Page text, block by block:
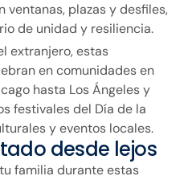
ventanas, plazas y desfiles,
de unidad y resiliencia.
extranjero, estas
en comunidades en
hasta Los Ángeles y
festivales del Día de la
y eventos locales.
desde lejos
familia durante estas